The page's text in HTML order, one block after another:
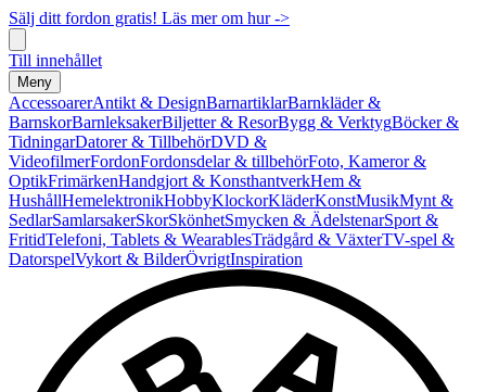
Sälj ditt fordon gratis! Läs mer om hur ->
Till innehållet
Meny
AccessoarerAntikt & DesignBarnartiklarBarnkläder &
BarnskorBarnleksakerBiljetter & ResorBygg & VerktygBöcker &
TidningarDatorer & TillbehörDVD &
VideofilmerFordonFordonsdelar & tillbehörFoto, Kameror &
OptikFrimärkenHandgjort & KonsthantverkHem &
HushållHemelektronikHobbyKlockorKläderKonstMusikMynt &
SedlarSamlarsakerSkorSkönhetSmycken & ÄdelstenarSport &
FritidTelefoni, Tablets & WearablesTrädgård & VäxterTV-spel &
DatorspelVykort & BilderÖvrigtInspiration